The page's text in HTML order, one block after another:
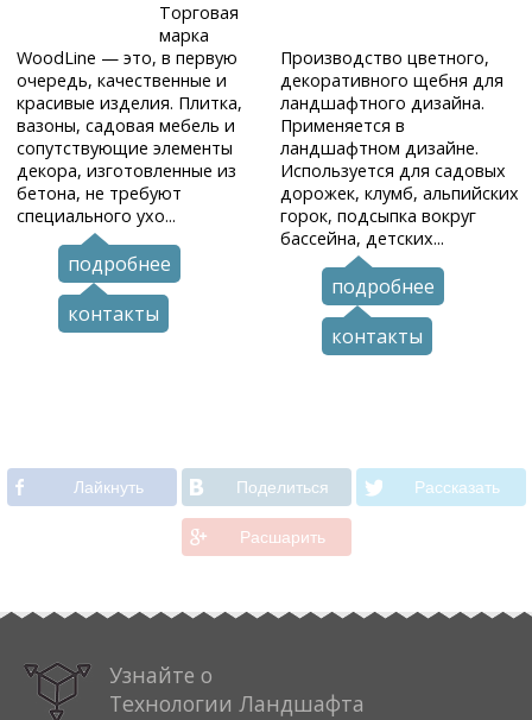
Торговая
марка
WoodLine — это, в первую
очередь, качественные и
красивые изделия. Плитка,
вазоны, садовая мебель и
сопутствующие элементы
декора, изготовленные из
бетона, не требуют
специального ухо...
подробнее
контакты
Производство цветного,
декоративного щебня для
ландшафтного дизайна.
Применяется в
ландшафтном дизайне.
Используется для садовых
дорожек, клумб, альпийских
горок, подсыпка вокруг
бассейна, детских...
подробнее
контакты
Лайкнуть Поделиться Рассказать
Расшарить
Узнайте о
Технологии Ландшафта